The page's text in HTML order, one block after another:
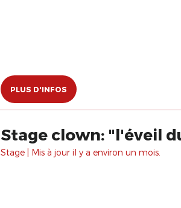
PLUS D'INFOS
Stage clown: "l'éveil
Stage | Mis à jour il y a environ un mois.